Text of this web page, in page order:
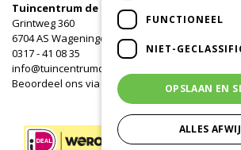
Tuincentrum de Oude Tol
Grintweg 360
6704 AS Wageningen
0317 - 41 08 35
info@tuincentrumdeoudetol.nl
Beoordeel ons via
Google
FUNCTIONEEL
NIET-
OPSLAAN EN
ALLES